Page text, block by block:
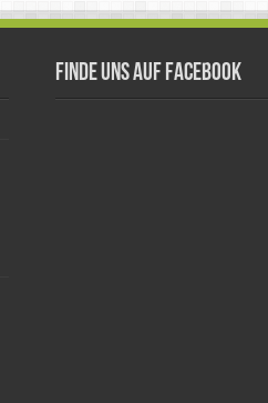
Finde uns auf Facebook